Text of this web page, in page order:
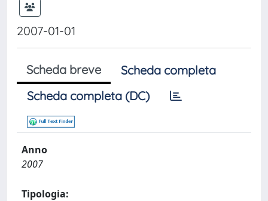
2007-01-01
Scheda breve
Scheda completa
Scheda completa (DC)
Anno
2007
Tipologia: